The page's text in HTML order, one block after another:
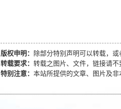
版权申明：
除部分特别声明可以转载，
转载要求： 转载之图片、文件，链接请
特别注意： 本站所提供的文章、图片及